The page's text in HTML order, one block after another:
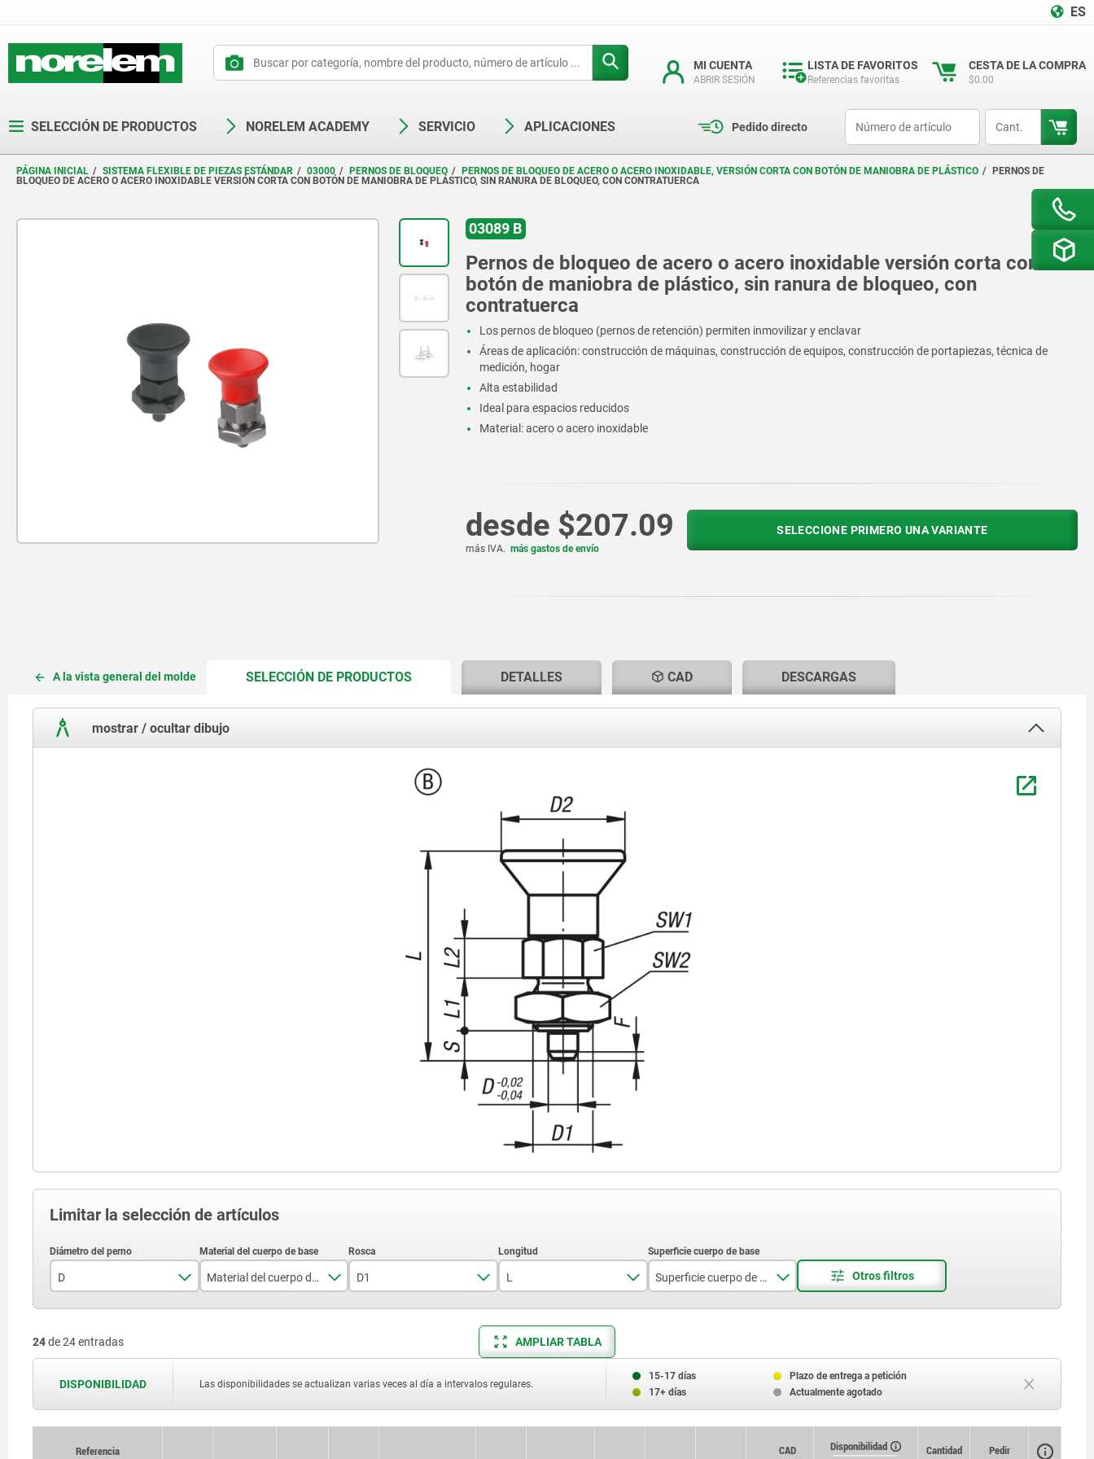
ES
MI CUENTA
ABRIR SESIÓN
LISTA DE FAVORITOS
Referencias favoritas
CESTA DE LA COMPRA
$0.00
SELECCIÓN DE PRODUCTOS NORELEM ACADEMY SERVICIO APLICACIONES Pedido directo
PÁGINA INICIAL SISTEMA FLEXIBLE DE PIEZAS ESTÁNDAR 03000 PERNOS DE BLOQUEO PERNOS DE BLOQUEO DE ACERO O ACERO INOXIDABLE, VERSIÓN CORTA CON BOTÓN DE MANIOBRA DE PLÁSTICO
PERNOS DE
BLOQUEO DE ACERO O ACERO INOXIDABLE VERSIÓN CORTA CON BOTÓN DE MANIOBRA DE PLÁSTICO, SIN RANURA DE BLOQUEO, CON CONTRATUERCA
03089 B
Pernos de bloqueo de acero o acero inoxidable versión corta con
botón de maniobra de plástico, sin ranura de bloqueo, con
contratuerca
Los pernos de bloqueo (pernos de retención) permiten inmovilizar y enclavar
Áreas de aplicación: construcción de máquinas, construcción de equipos, construcción de portapiezas, técnica de
medición, hogar
Alta estabilidad
Ideal para espacios reducidos
Material: acero o acero inoxidable
desde $207.09
más IVA. más gastos de envío
SELECCIONE PRIMERO UNA VARIANTE
A la vista general del molde SELECCIÓN DE PRODUCTOSCURRENT
CURRENT
DETALLES CAD DESCARGAS
mostrar / ocultar dibujo
Limitar la selección de artículos
D
3
4
6
Material del cuerpo de base
acero
D1
M6x0,75
M12x1,5
L
25,5
29,5
41,7
Superficie cuerpo de base
endurecido
24de 24 entradas AMPLIAR TABLA
DISPONIBILIDAD Las disponibilidades se actualizan varias veces al día a intervalos regulares.
15-17 días
Plazo de entrega a petición
17+ días
Actualmente agotado
Referencia
CAD
Disponibilidad
Cantidad Pedir
Referencia
CAD
Disponibilidad
Cantidad Pedir